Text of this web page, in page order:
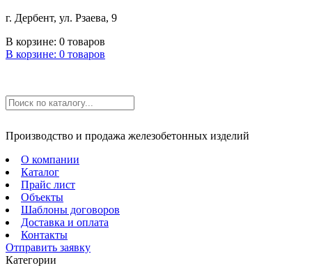
г. Дербент, ул. Рзаева, 9
В корзине: 0 товаров
В корзине: 0 товаров
Производство и продажа железобетонных изделий
О компании
Каталог
Прайс лист
Объекты
Шаблоны договоров
Доставка и оплата
Контакты
Отправить заявку
Категории